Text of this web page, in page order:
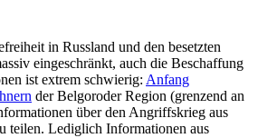
in Russland und den besetzten
eingeschränkt, auch die Beschaffung
ist extrem schwierig: Anfang
der Belgoroder Region (grenzend an
über den Angriffskrieg aus
teilen. Lediglich Informationen aus